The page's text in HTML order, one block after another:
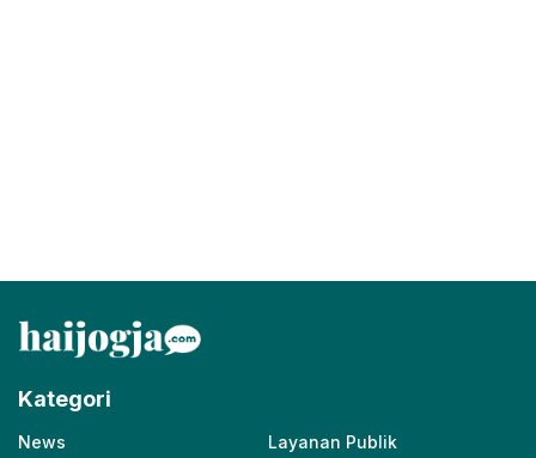
Kategori
News
Layanan Publik